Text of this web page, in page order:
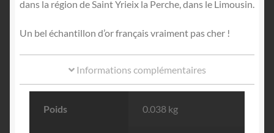
dans la région de Saint Yrieix la Perche, dans le Limousin.
Un bel échantillon d’or français vraiment pas cher !
Informations complémentaires
Poids 0.038 kg